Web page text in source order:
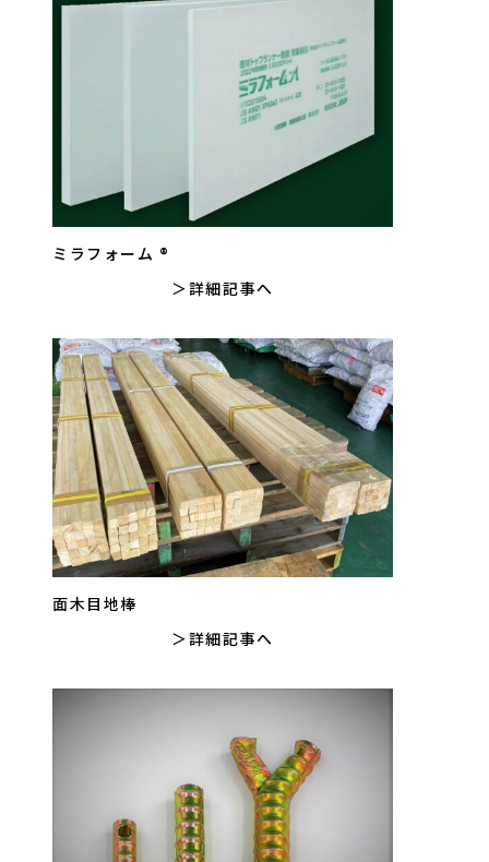
ミラフォーム ®
詳細記事へ
面木目地棒
詳細記事へ